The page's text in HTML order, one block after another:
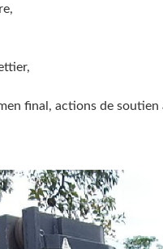
final, actions de